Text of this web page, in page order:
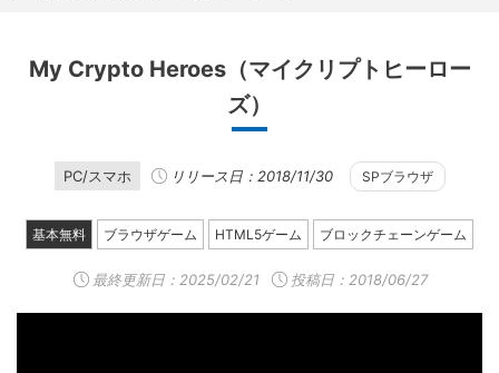
My Crypto Heroes（マイクリプトヒーロー
ズ）
PC/スマホ リリース日：2018/11/30 SPブラウザ
基本無料 ブラウザゲーム HTML5ゲーム ブロックチェーンゲーム
最終更新日： 2025/02/21 投稿日：2018/06/27